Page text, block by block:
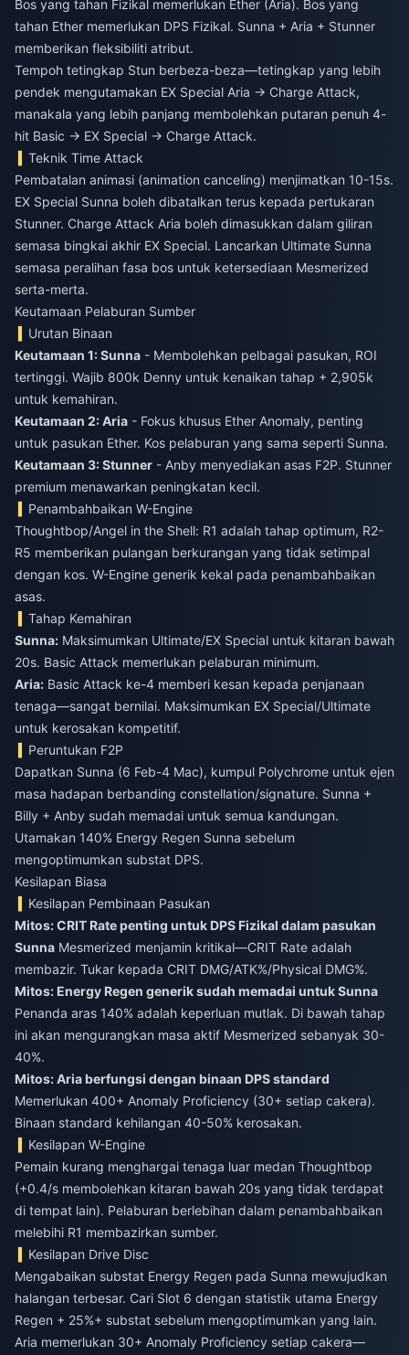
Bos yang tahan Fizikal memerlukan Ether (Aria). Bos yang
tahan Ether memerlukan DPS Fizikal. Sunna + Aria + Stunner
memberikan fleksibiliti atribut.
Tempoh tetingkap Stun berbeza-beza—tetingkap yang lebih
pendek mengutamakan EX Special Aria → Charge Attack,
manakala yang lebih panjang membolehkan putaran penuh 4-
hit Basic → EX Special → Charge Attack.
Teknik Time Attack
Pembatalan animasi (animation canceling) menjimatkan 10-15s.
EX Special Sunna boleh dibatalkan terus kepada pertukaran
Stunner. Charge Attack Aria boleh dimasukkan dalam giliran
semasa bingkai akhir EX Special. Lancarkan Ultimate Sunna
semasa peralihan fasa bos untuk ketersediaan Mesmerized
serta-merta.
Keutamaan Pelaburan Sumber
Urutan Binaan
Keutamaan 1: Sunna - Membolehkan pelbagai pasukan, ROI
tertinggi. Wajib 800k Denny untuk kenaikan tahap + 2,905k
untuk kemahiran.
Keutamaan 2: Aria - Fokus khusus Ether Anomaly, penting
untuk pasukan Ether. Kos pelaburan yang sama seperti Sunna.
Keutamaan 3: Stunner - Anby menyediakan asas F2P. Stunner
premium menawarkan peningkatan kecil.
Penambahbaikan W-Engine
Thoughtbop/Angel in the Shell: R1 adalah tahap optimum, R2-
R5 memberikan pulangan berkurangan yang tidak setimpal
dengan kos. W-Engine generik kekal pada penambahbaikan
asas.
Tahap Kemahiran
Sunna: Maksimumkan Ultimate/EX Special untuk kitaran bawah
20s. Basic Attack memerlukan pelaburan minimum.
Aria: Basic Attack ke-4 memberi kesan kepada penjanaan
tenaga—sangat bernilai. Maksimumkan EX Special/Ultimate
untuk kerosakan kompetitif.
Peruntukan F2P
Dapatkan Sunna (6 Feb-4 Mac), kumpul Polychrome untuk ejen
masa hadapan berbanding constellation/signature. Sunna +
Billy + Anby sudah memadai untuk semua kandungan.
Utamakan 140% Energy Regen Sunna sebelum
mengoptimumkan substat DPS.
Kesilapan Biasa
Kesilapan Pembinaan Pasukan
Mitos: CRIT Rate penting untuk DPS Fizikal dalam pasukan
Sunna Mesmerized menjamin kritikal—CRIT Rate adalah
membazir. Tukar kepada CRIT DMG/ATK%/Physical DMG%.
Mitos: Energy Regen generik sudah memadai untuk Sunna
Penanda aras 140% adalah keperluan mutlak. Di bawah tahap
ini akan mengurangkan masa aktif Mesmerized sebanyak 30-
40%.
Mitos: Aria berfungsi dengan binaan DPS standard
Memerlukan 400+ Anomaly Proficiency (30+ setiap cakera).
Binaan standard kehilangan 40-50% kerosakan.
Kesilapan W-Engine
Pemain kurang menghargai tenaga luar medan Thoughtbop
(+0.4/s membolehkan kitaran bawah 20s yang tidak terdapat
di tempat lain). Pelaburan berlebihan dalam penambahbaikan
melebihi R1 membazirkan sumber.
Kesilapan Drive Disc
Mengabaikan substat Energy Regen pada Sunna mewujudkan
halangan terbesar. Cari Slot 6 dengan statistik utama Energy
Regen + 25%+ substat sebelum mengoptimumkan yang lain.
Aria memerlukan 30+ Anomaly Proficiency setiap cakera—